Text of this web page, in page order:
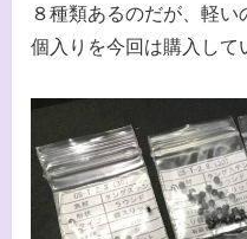
８種類あるのだが、軽い
個入りを今回は購入して